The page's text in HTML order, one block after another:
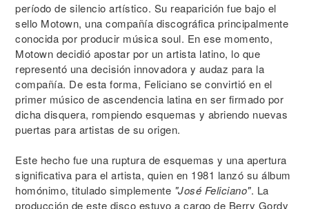
período de silencio artístico. Su reaparición fue bajo el
sello Motown, una compañía discográfica principalmente
conocida por producir música soul. En ese momento,
Motown decidió apostar por un artista latino, lo que
representó una decisión innovadora y audaz para la
compañía. De esta forma, Feliciano se convirtió en el
primer músico de ascendencia latina en ser firmado por
dicha disquera, rompiendo esquemas y abriendo nuevas
puertas para artistas de su origen.
Este hecho fue una ruptura de esquemas y una apertura
significativa para el artista, quien en 1981 lanzó su álbum
homónimo, titulado simplemente "José Feliciano". La
producción de este disco estuvo a cargo de Berry Gordy